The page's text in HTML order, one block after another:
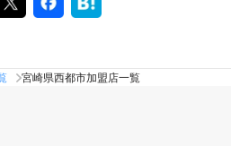
宮崎県西都市加盟店一覧